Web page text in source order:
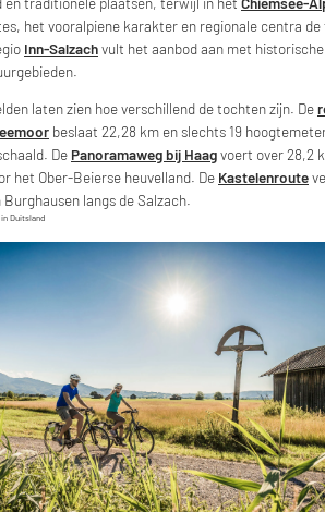
het vooralpiene karakter en regionale centra
Inn-Salzachvult het aanbod aan met
laten zien hoe verschillend de tochten zijn. De
beslaat 22,28 km en slechts 19
De Panoramaweg bij Haagvoert over 28,2
het Ober-Beierse heuvelland. De Kastelenroute
langs de Salzach.
Duitsland